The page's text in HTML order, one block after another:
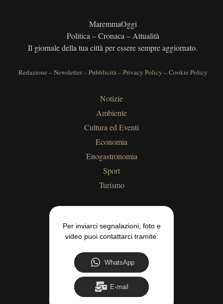
MaremmaOggi
Politica – Cronaca – Attualità
Il giornale della tua città per essere sempre aggiornato.
Redazione –Newsletter–Pubblicità–Privacy Policy –Cookie Policy
Notizie
Ambiente
Cultura ed Eventi
Economia
Enogastronomia
Sport
Turismo
Per inviarci segnalazioni, foto e
video puoi contattarci tramite:
WhatsApp
E-mail